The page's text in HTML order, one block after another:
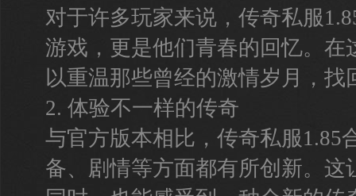
对于许多玩家来说，传奇私服
游戏，更是他们青春的回忆。在
以重温那些曾经的激情岁月，找
2. 体验不一样的传奇
与官方版本相比，传奇私服1.85
备、剧情等方面都有所创新。这